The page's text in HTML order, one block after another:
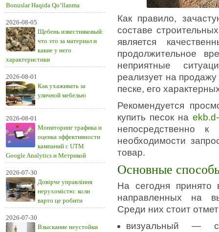
Bonuslar Haqida Qo‘llanma
2026-08-05
Щебень известняковый:
что это за материал и
какие у него
характеристики
2026-08-01
Как ухаживать за
уличной мебелью
2026-08-01
Мониторинг трафика и
оценка эффективности
кампаний с UTM
Google Analytics и Метрикой
2026-07-30
Довірче управління
нерухомістю: коли
варто це робити
2026-07-30
Взыскание неустойки
Как правило,
составе
является
продолжительное
неприятные
реализует на
песке, его
Рекомендуется
купить песок на
непосредственно
необходимости
товар.
Основные
На сегодня принято
направленных на
Среди них стоит
визуальный —